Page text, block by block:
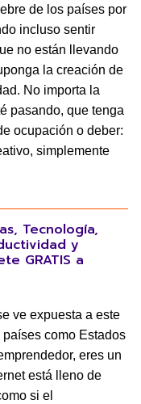
de los países por
incluso sentir
no están llevando
la creación de
No importa la
pasando, que tenga
ocupación o deber:
simplemente
Tecnología,
y
GRATIS a
ve expuesta a este
como Estados
eres un
está lleno de
si el